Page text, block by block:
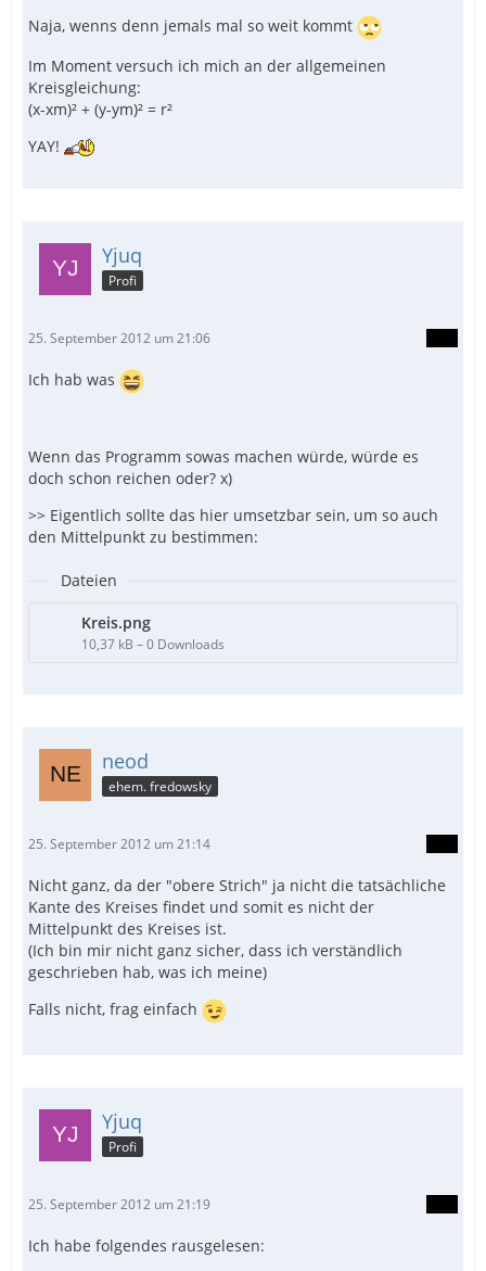
Naja, wenns denn jemals mal so weit kommt
Im Moment versuch ich mich an der allgemeinen
Kreisgleichung:
(x-xm)² + (y-ym)² = r²
YAY!
Yjuq
Profi
25. September 2012 um 21:06
Ich hab was
Wenn das Programm sowas machen würde, würde es
doch schon reichen oder? x)
>> Eigentlich sollte das hier umsetzbar sein, um so auch
den Mittelpunkt zu bestimmen:
Dateien
Kreis.png
10,37 kB – 0 Downloads
neod
ehem. fredowsky
25. September 2012 um 21:14
Nicht ganz, da der "obere Strich" ja nicht die tatsächliche
Kante des Kreises findet und somit es nicht der
Mittelpunkt des Kreises ist.
(Ich bin mir nicht ganz sicher, dass ich verständlich
geschrieben hab, was ich meine)
Falls nicht, frag einfach
Yjuq
Profi
25. September 2012 um 21:19
Ich habe folgendes rausgelesen: